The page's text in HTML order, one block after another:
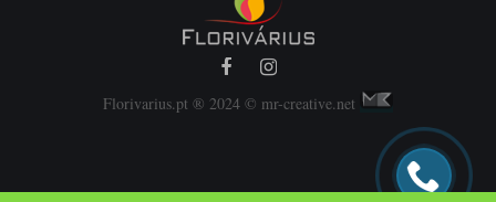
Florivarius.pt ® 2024 © mr-creative.net